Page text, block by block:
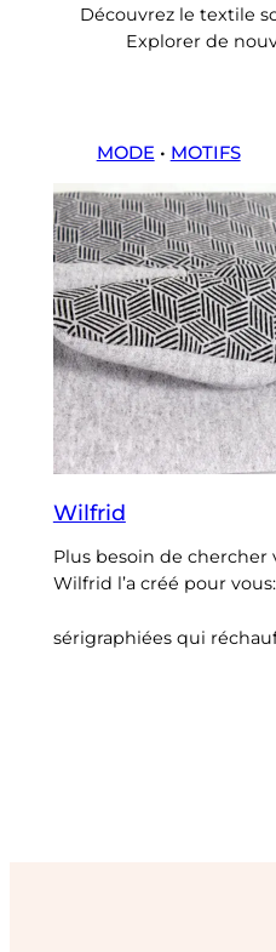
Découvrez le textile
Explorer de
MODE • MOTIFS
Wilfrid
Plus besoin de chercher
Wilfrid l’a créé pour
sérigraphiées qui